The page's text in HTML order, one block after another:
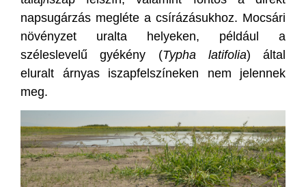
napsugárzás megléte a csírázásukhoz. Mocsári
növényzet uralta helyeken, például a
széleslevelű gyékény (Typha latifolia) által
eluralt árnyas iszapfelszíneken nem jelennek
meg.